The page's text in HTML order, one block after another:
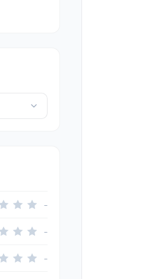
–
–
–